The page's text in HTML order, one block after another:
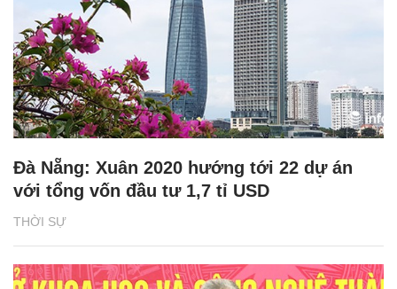
THỜI SỰ
Đà Nẵng: Xuân 2020 hướng tới 22 dự án
với tổng vốn đầu tư 1,7 tỉ USD